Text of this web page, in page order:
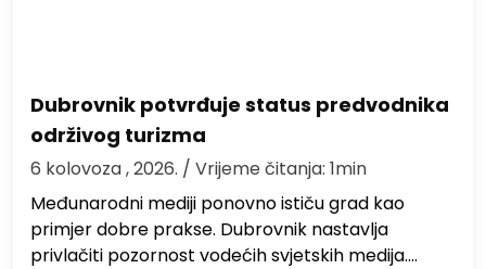
Dubrovnik potvrđuje status predvodnika
održivog turizma
6 kolovoza , 2026. / Vrijeme čitanja: 1min
Međunarodni mediji ponovno ističu grad kao
primjer dobre prakse. Dubrovnik nastavlja
privlačiti pozornost vodećih svjetskih medija.…